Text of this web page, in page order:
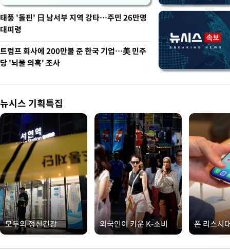
태풍 '돌핀' 日 남서부 지역 강타…주민 26만명
대피령
트럼프 회사에 200만불 준 한국 기업…美 민주
당 '뇌물 의혹' 조사
뉴시스 기획특집
모두의 정신건강 외국인이 키운 K-소비 폰 리스시